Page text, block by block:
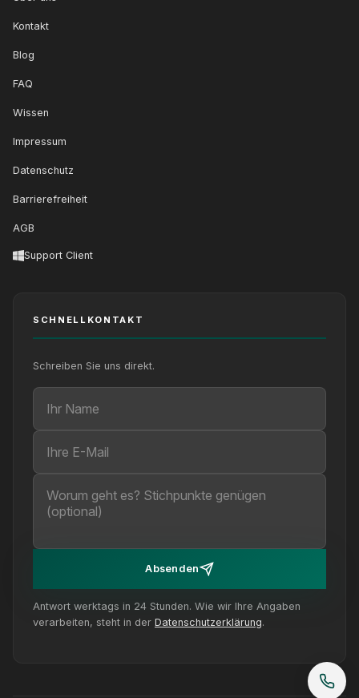
Kontakt
Blog
FAQ
Wissen
Impressum
Datenschutz
Barrierefreiheit
AGB
Support Client
SCHNELLKONTAKT
Schreiben Sie uns direkt.
Ihr Name
Ihre E-Mail
Ihre Nachricht (optional)
Absenden
Antwort werktags in 24 Stunden. Wie wir Ihre Angaben
verarbeiten, steht in der Datenschutzerklärung.